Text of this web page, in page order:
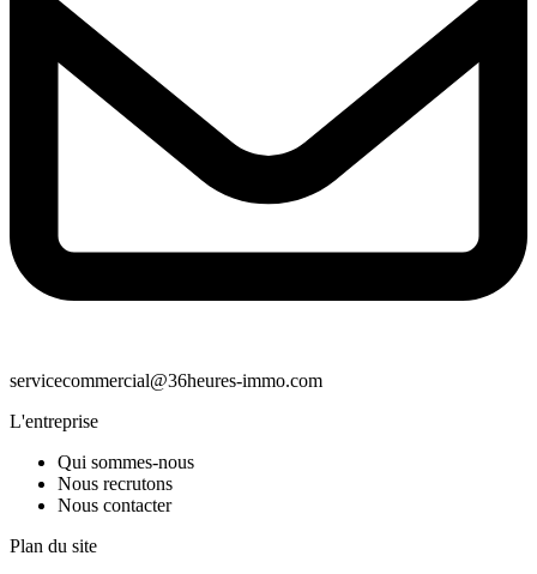
servicecommercial@36heures-immo.com
L'entreprise
Qui sommes-nous
Nous recrutons
Nous contacter
Plan du site